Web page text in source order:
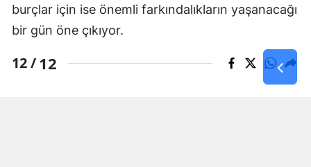
burçlar için ise önemli farkındalıkların yaşanacağı
bir gün öne çıkıyor.
12 /12